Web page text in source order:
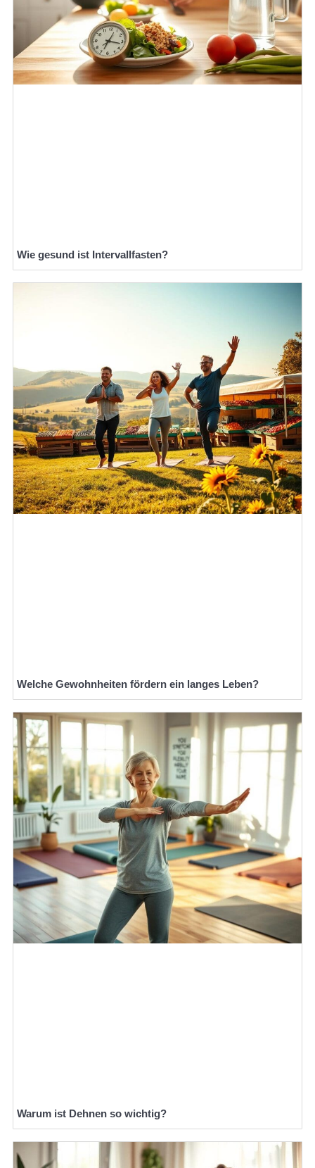
Wie gesund ist Intervallfasten?
Welche Gewohnheiten fördern ein langes Leben?
Warum ist Dehnen so wichtig?